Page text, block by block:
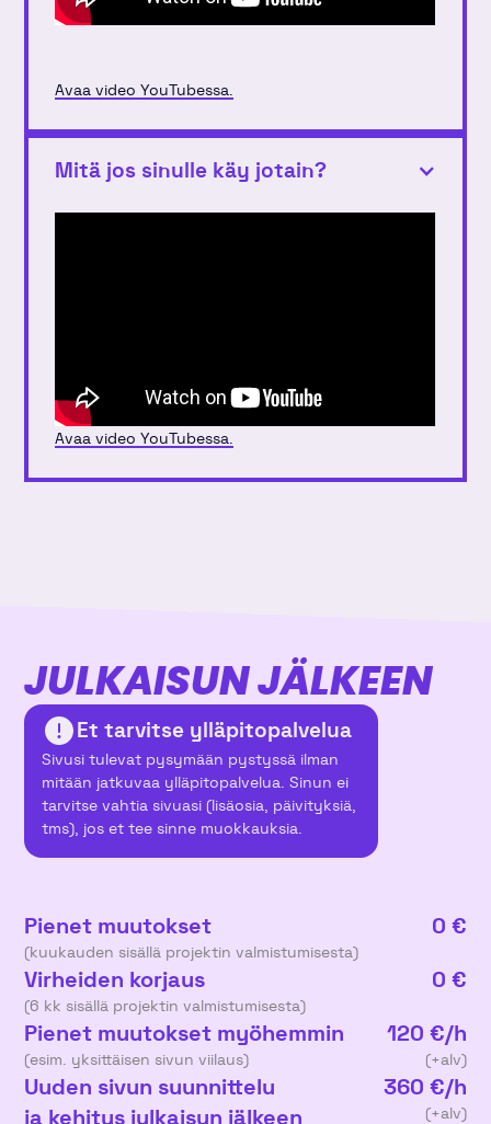
Avaa video YouTubessa.
Mitä jos sinulle käy jotain?
Avaa video YouTubessa.
JULKAISUN JÄLKEEN
Et tarvitse ylläpitopalvelua
Sivusi tulevat pysymään pystyssä ilman
mitään jatkuvaa ylläpitopalvelua. Sinun ei
tarvitse vahtia sivuasi (lisäosia, päivityksiä,
tms), jos et tee sinne muokkauksia.
Pienet muutokset
(kuukauden sisällä projektin valmistumisesta)
0 €
Virheiden korjaus
(6 kk sisällä projektin valmistumisesta)
0 €
Pienet muutokset myöhemmin
(esim. yksittäisen sivun viilaus)
120 €/h
(+alv)
Uuden sivun suunnittelu
ja kehitys julkaisun jälkeen
360 €/h
(+alv)